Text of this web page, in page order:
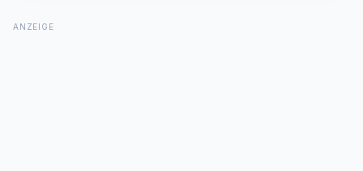
ANZEIGE